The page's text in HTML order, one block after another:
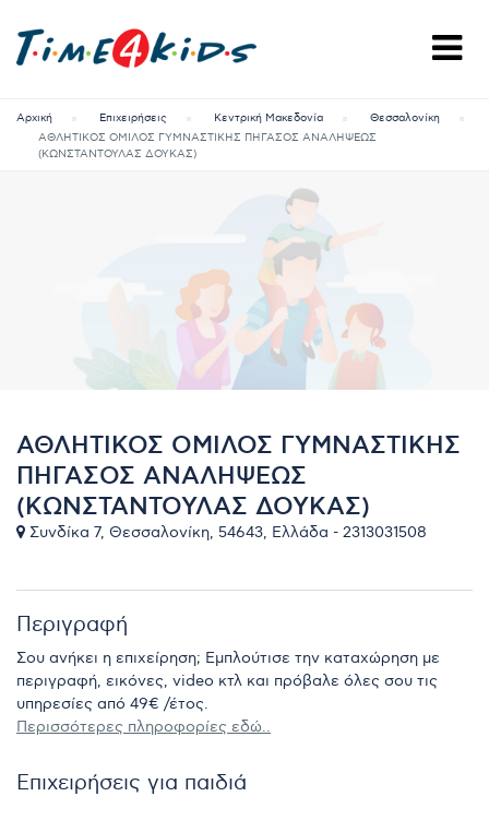
Αρχική Επιχειρήσεις Κεντρική Μακεδονία
Θεσσαλονίκη
ΑΘΛΗΤΙΚΟΣ ΟΜΙΛΟΣ ΓΥΜΝΑΣΤΙΚΗΣ ΠΗΓΑΣΟΣ ΑΝΑΛΗΨΕΩΣ
(ΚΩΝΣΤΑΝΤΟΥΛΑΣ ΔΟΥΚΑΣ)
ΑΘΛΗΤΙΚΟΣ ΟΜΙΛΟΣ ΓΥΜΝΑΣΤΙΚΗΣ
ΠΗΓΑΣΟΣ ΑΝΑΛΗΨΕΩΣ
(ΚΩΝΣΤΑΝΤΟΥΛΑΣ ΔΟΥΚΑΣ)
Συνδίκα 7, Θεσσαλονίκη, 54643, Ελλάδα - 2313031508
Περιγραφή
Σου ανήκει η επιχείρηση; Εμπλούτισε την καταχώρηση με
περιγραφή, εικόνες, video κτλ και πρόβαλε όλες σου τις
υπηρεσίες από 49€ /έτος.
Περισσότερες πληροφορίες εδώ..
Επιχειρήσεις για παιδιά